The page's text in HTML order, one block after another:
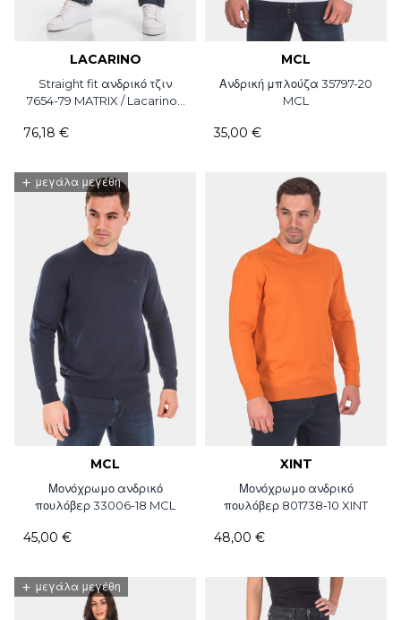
LACARINO
Straight fit ανδρικό τζιν
7654-79 MATRIX / Lacarino /
76,18 €
MCL
Ανδρική μπλούζα 35797-20
MCL
35,00 €
+ μεγάλα μεγέθη
MCL
Μονόχρωμο ανδρικό
πουλόβερ 33006-18 MCL
45,00 €
XINT
Μονόχρωμο ανδρικό
πουλόβερ 801738-10 XINT
48,00 €
+ μεγάλα μεγέθη